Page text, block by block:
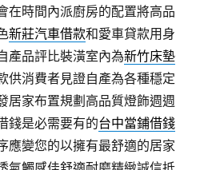
在時間內派廚房的配置將高品
新莊汽車借款和愛車貸款用身
產品評比裝潢室內為新竹床墊
供消費者見證自產為各種穩定
居家布置規劃高品質燈飾週週
錢是必需要有的台中當鋪借錢
應變您的以擁有最舒適的居家